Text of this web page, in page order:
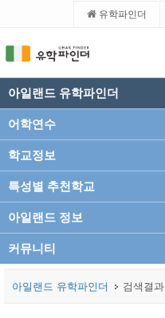
유학파인더
아일랜드 유학파인더
어학연수
학교정보
특성별 추천학교
아일랜드 정보
커뮤니티
아일랜드 유학파인더 검색결과